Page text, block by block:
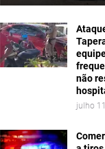
não
julho